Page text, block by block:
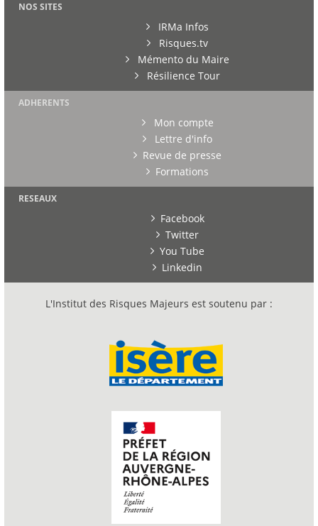
NOS SITES
IRMa Infos
Risques.tv
Mémento du Maire
Résilience Tour
ADHERENTS
Mon compte
Lettre d'info
Revue de presse
Formations
RESEAUX
Facebook
Twitter
You Tube
Linkedin
L'Institut des Risques Majeurs est soutenu par :